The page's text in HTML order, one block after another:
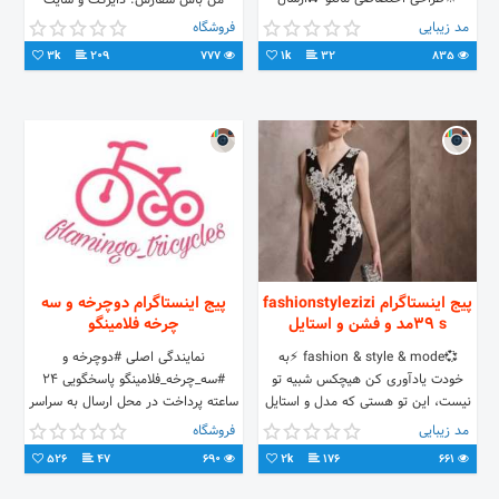
بگیریت بدون هزینه اضافه دوستان لطفا
برای مشاوره لطف کنیت پیام ندیت
تماس بگیریت تا شرایط رو توضیح بدم
ایستاد و دیواری فروشگاه نیکوصنعت
جام مشتاق حضور گرمتون هستیم
مدیریت نیکو
رایگان از طریق پست به سراسرکشور 🛒
راهنمای سفارش محصول 👇👇👇
مد زیبایی
32
1k
فروشگاه
209
3k
پیج اینستاگرام fashionstylezizi
39 sمد و فشن و استایل
💞fashion & style & mode ⚡به
خودت یادآوری کن هیچکس شبیه تو
نیست، این تو هستی که مدل و استایل
خودت را میسازی.
مد زیبایی
176
2k
پیج اینستاگرام دوچرخه و سه
چرخه فلامینگو
نمایندگی اصلی #دوچرخه و
#سه_چرخه_فلامینگو پاسخگویی ۲۴
ساعته پرداخت در محل ارسال به سراسر
کشور #تضمین_قیمت شماره تماس :
09017742809 (Talebi)
فروشگاه
47
526